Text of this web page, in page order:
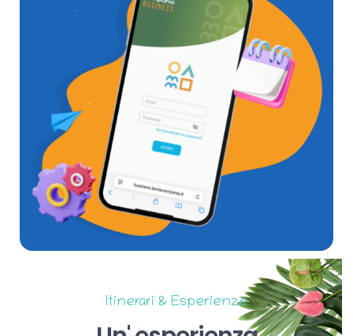
Itinerari & Esperienze